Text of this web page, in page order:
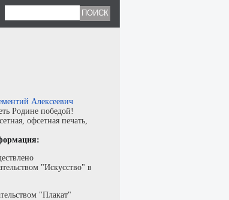
Алексеевич
Родине победой!
, офсетная печать,
"Искусство" в
"Плакат"